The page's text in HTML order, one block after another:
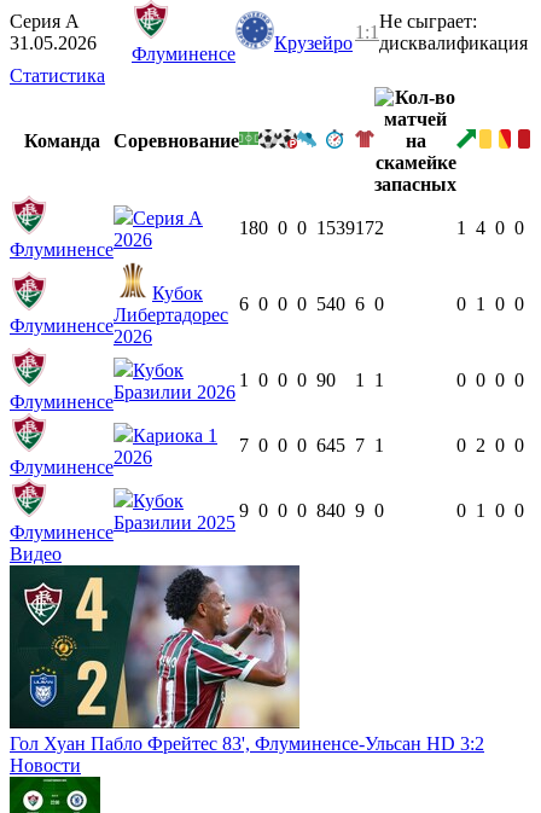
Серия А
31.05.2026
Флуминенсе
Крузейро
1:1
Не сыграет:
дисквалификация
Статистика
Команда Соревнование
Флуминенсе
Серия А
2026
180 0 0 1539172 1 4 0 0
Флуминенсе
Кубок
Либертадорес
2026
6 0 0 0 540 6 0 0 1 0 0
Флуминенсе
Кубок
Бразилии 2026
1 0 0 0 90 1 1 0 0 0 0
Флуминенсе
Кариока 1
2026
7 0 0 0 645 7 1 0 2 0 0
Флуминенсе
Кубок
Бразилии 2025
9 0 0 0 840 9 0 0 1 0 0
Видео
Гол Хуан Пабло Фрейтес 83', Флуминенсе-Ульсан HD 3:2
Новости